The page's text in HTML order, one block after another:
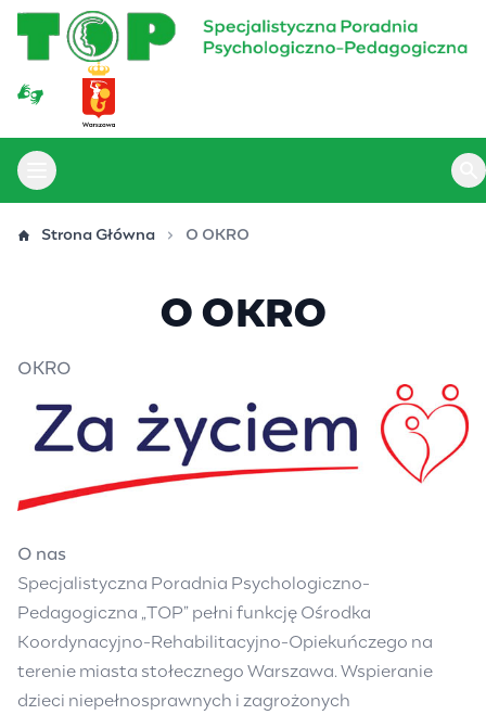
Przejdź
do
treści
Otwórz menu główne
Strona Główna O OKRO
O OKRO
OKRO
O nas
Specjalistyczna Poradnia Psychologiczno-
Pedagogiczna „TOP” pełni funkcję Ośrodka
Koordynacyjno-Rehabilitacyjno-Opiekuńczego na
terenie miasta stołecznego Warszawa. Wspieranie
dzieci niepełnosprawnych i zagrożonych